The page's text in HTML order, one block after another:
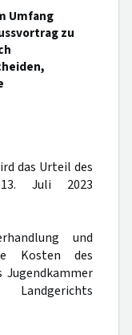
Umfang
zu
das Urteil des
Juli 2023
und
Kosten des